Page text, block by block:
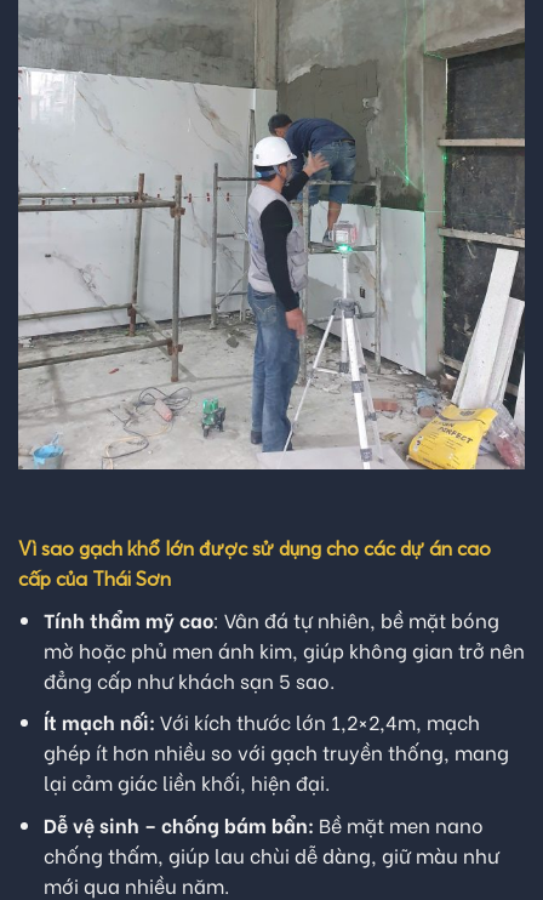
Vì sao gạch khổ lớn được sử dụng cho các dự án cao
cấp của Thái Sơn
Tính thẩm mỹ cao: Vân đá tự nhiên, bề mặt bóng
mờ hoặc phủ men ánh kim, giúp không gian trở nên
đẳng cấp như khách sạn 5 sao.
Ít mạch nối: Với kích thước lớn 1,2×2,4m, mạch
ghép ít hơn nhiều so với gạch truyền thống, mang
lại cảm giác liền khối, hiện đại.
Dễ vệ sinh – chống bám bẩn: Bề mặt men nano
chống thấm, giúp lau chùi dễ dàng, giữ màu như
mới qua nhiều năm.